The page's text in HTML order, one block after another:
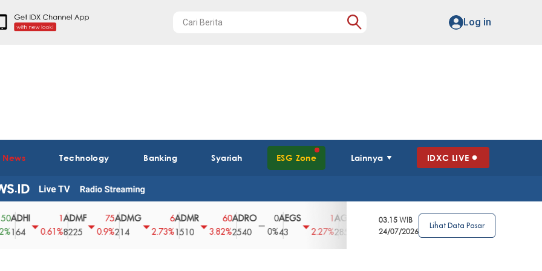
Log in
Technology Banking Syariah ESG Zone Lainnya IDXC LIVE
0.61%
ADMF
8225
75
0.9%
ADMG
214
2.73%
ADMR
1510
3.82%
ADRO
2540
0
0%
AEGS
2.27%2850
3.39%
AGRO
148
4
2.63%
0%
03.15 WIB
24/07/2026
Lihat Data Pasar